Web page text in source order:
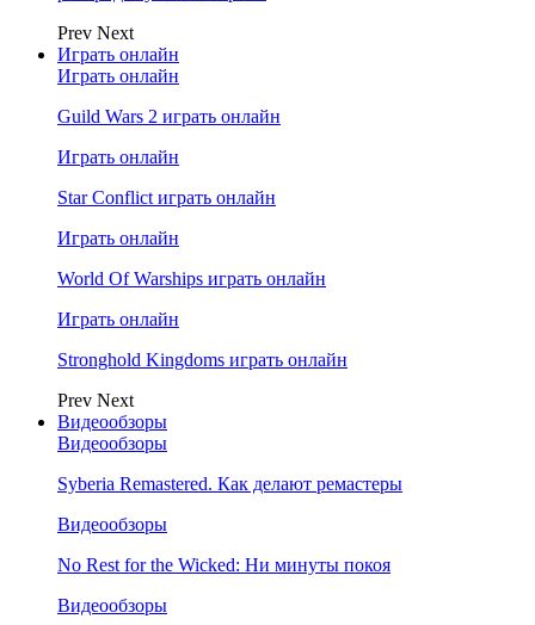
Prev Next
Играть онлайн
Играть онлайн
Guild Wars 2 играть онлайн
Играть онлайн
Star Conflict играть онлайн
Играть онлайн
World Of Warships играть онлайн
Играть онлайн
Stronghold Kingdoms играть онлайн
Prev Next
Видеообзоры
Видеообзоры
Syberia Remastered. Как делают ремастеры
Видеообзоры
No Rest for the Wicked: Ни минуты покоя
Видеообзоры